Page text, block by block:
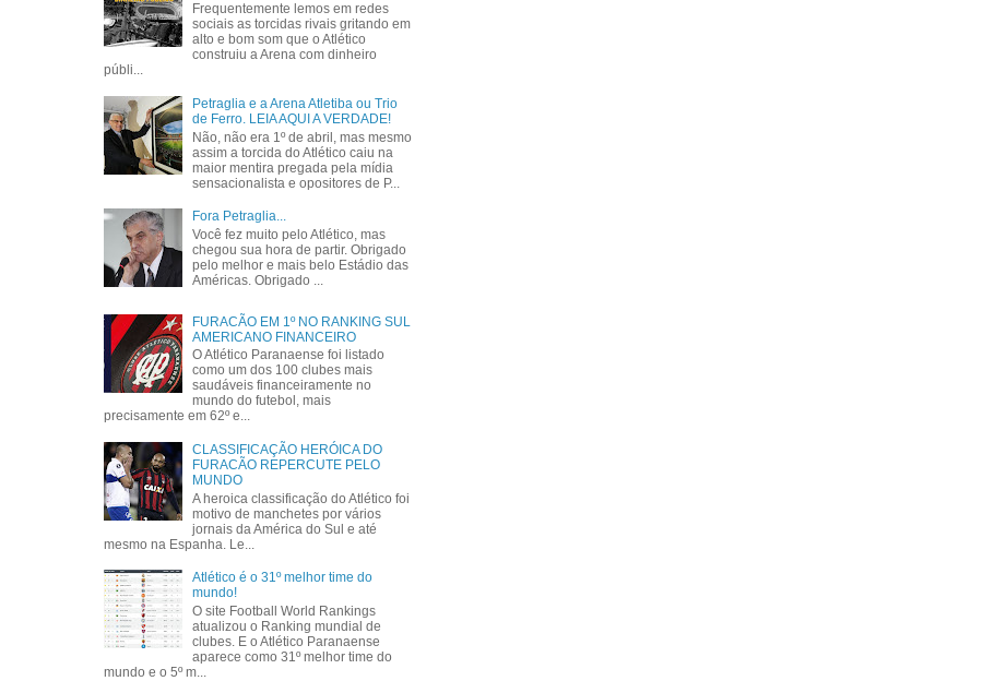
Frequentemente lemos em redes
sociais as torcidas rivais gritando em
alto e bom som que o Atlético
construiu a Arena com dinheiro
públi...
Petraglia e a Arena Atletiba ou Trio
de Ferro. LEIA AQUI A VERDADE!
Não, não era 1º de abril, mas mesmo
assim a torcida do Atlético caiu na
maior mentira pregada pela mídia
sensacionalista e opositores de P...
Fora Petraglia...
Você fez muito pelo Atlético, mas
chegou sua hora de partir. Obrigado
pelo melhor e mais belo Estádio das
Américas. Obrigado ...
FURACÃO EM 1º NO RANKING SUL
AMERICANO FINANCEIRO
O Atlético Paranaense foi listado
como um dos 100 clubes mais
saudáveis financeiramente no
mundo do futebol, mais
precisamente em 62º e...
CLASSIFICAÇÃO HERÓICA DO
FURACÃO REPERCUTE PELO
MUNDO
A heroica classificação do Atlético foi
motivo de manchetes por vários
jornais da América do Sul e até
mesmo na Espanha. Le...
Atlético é o 31º melhor time do
mundo!
O site Football World Rankings
atualizou o Ranking mundial de
clubes. E o Atlético Paranaense
aparece como 31º melhor time do
mundo e o 5º m...